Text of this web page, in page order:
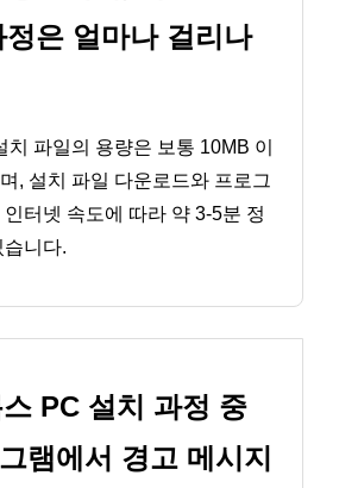
은 얼마나 걸리나
치 파일의 용량은 보통 10MB 이
, 설치 파일 다운로드와 프로그
터넷 속도에 따라 약 3-5분 정
습니다.
PC 설치 과정 중
램에서 경고 메시지